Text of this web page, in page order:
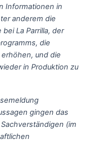
Informationen in
anderem die
La Parrilla, der
die
und die
in Produktion zu
gingen das
(im